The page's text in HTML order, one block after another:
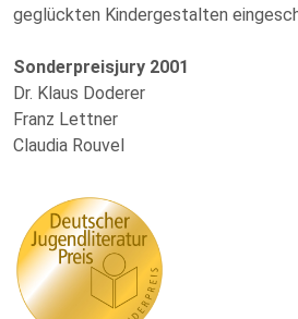
geglückten Kindergestalten
Sonderpreisjury 2001
Dr. Klaus Doderer
Franz Lettner
Claudia Rouvel